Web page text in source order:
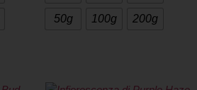
50g 100g 200g